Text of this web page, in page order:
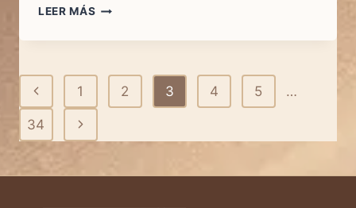
LEER MÁS MARCHA
A
VIDA
MADRID
2026
Navegación
de
página
Página
anterior
1 2 3 4 5 …
34
Siguiente
página